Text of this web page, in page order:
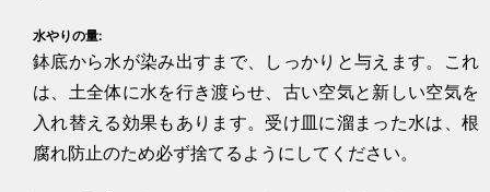
水やりの量:
鉢底から水が染み出すまで、しっかりと与えます。これ
は、土全体に水を行き渡らせ、古い空気と新しい空気を
入れ替える効果もあります。受け皿に溜まった水は、根
腐れ防止のため必ず捨てるようにしてください。